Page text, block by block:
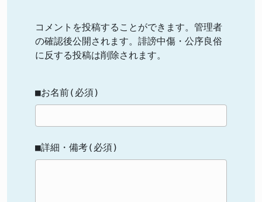
コメントを投稿することができます。管理者
の確認後公開されます。誹謗中傷・公序良俗
に反する投稿は削除されます。
■お名前(必須)
■詳細・備考(必須)